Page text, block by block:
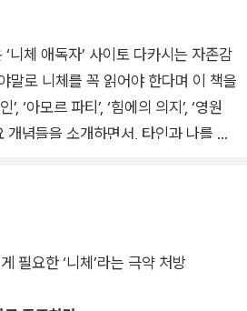
니체 애독자’ 사이토 다카시는 자존감
말로 니체를 꼭 읽어야 한다며 이 책을
’, ‘아모르 파티’, ‘힘에의 의지’, ‘영원
개념들을 소개하면서, 타인과 나를 비
만끽하고, 어린아이처럼 창조적인 세
강인하게 살아가고, 주어진 인생과
닌 주인의 삶을 영위하고, 지금 이 순
필요한 ‘니체’라는 극약 처방